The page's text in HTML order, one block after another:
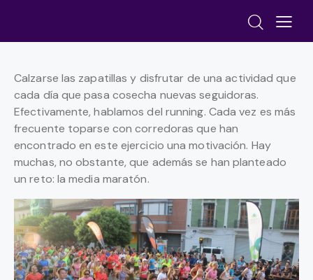
Calzarse las zapatillas y disfrutar de una actividad que
cada día que pasa cosecha nuevas seguidoras.
Efectivamente, hablamos del running. Cada vez es más
frecuente toparse con corredoras que han
encontrado en este ejercicio una motivación. Hay
muchas, no obstante, que además se han planteado
un reto: la media maratón.